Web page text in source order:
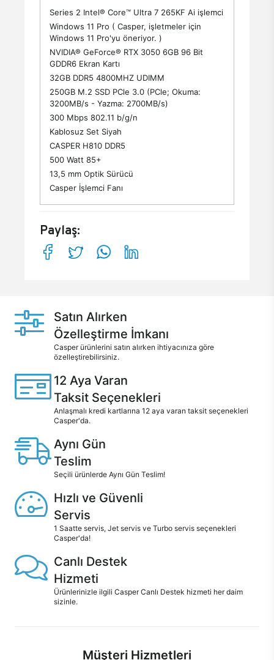
Series 2 Intel® Core™ Ultra 7 265KF Ai işlemci
Windows 11 Pro ( Casper, işletmeler için
Windows 11 Pro'yu öneriyor. )
NVIDIA® GeForce® RTX 3050 6GB 96 Bit
GDDR6 Ekran Kartı
32GB DDR5 4800MHZ UDIMM
250GB M.2 SSD PCle 3.0 (PCle; Okuma:
3200MB/s - Yazma: 2700MB/s)
300 Mbps 802.11 b/g/n
Kablosuz Set Siyah
CASPER H810 DDR5
500 Watt 85+
13,5 mm Optik Sürücü
Casper İşlemci Fanı
Paylaş:
Satın Alırken
Özelleştirme İmkanı
Casper ürünlerini satın alırken ihtiyacınıza göre
özelleştirebilirsiniz.
12 Aya Varan
Taksit Seçenekleri
Anlaşmalı kredi kartlarına 12 aya varan taksit seçenekleri
Casper'da.
Aynı Gün
Teslim
Seçili ürünlerde Aynı Gün Teslim!
Hızlı ve Güvenli
Servis
1 Saatte servis, Jet servis ve Turbo servis seçenekleri
Casper'da!
Canlı Destek
Hizmeti
Ürünlerinizle ilgili Casper Canlı Destek hizmeti her daim
sizinle.
Müşteri Hizmetleri